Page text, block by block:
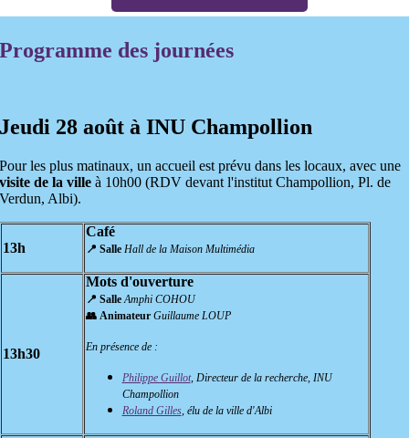
des journées
28 août à INU Champollion
les plus matinaux, un accueil est prévu dans les locaux, avec une
de la villeà 10h00 (RDV devant l'institut Champollion, Pl. de
Albi).
13h
Café
📍 Salle Hall de la Maison Multimédia
13h30
Mots d'ouverture
📍 Salle Amphi COHOU
👥 Animateur Guillaume LOUP
En présence de :
Philippe Guillot, Directeur de la recherche, INU
Champollion
Roland Gilles, élu de la ville d'Albi